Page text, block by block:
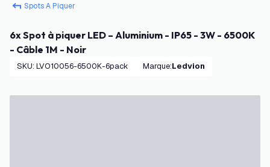
Spots A Piquer
6x Spot à piquer LED – Aluminium - IP65 - 3W - 6500K
- Câble 1M - Noir
SKU: LVO10056-6500K-6pack Marque: Ledvion